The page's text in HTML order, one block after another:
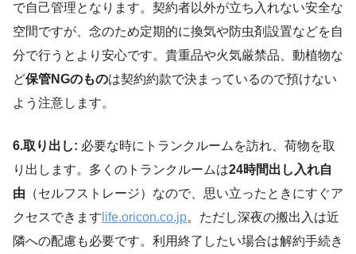
で自己管理となります。契約者以外が立ち入れない安全な
空間ですが、念のため定期的に換気や防虫剤設置などを自
分で行うとより安心です。貴重品や火気厳禁品、動植物な
ど保管NGのものは契約約款で決まっているので預けない
よう注意します。
6.取り出し: 必要な時にトランクルームを訪れ、荷物を取
り出します。多くのトランクルームは24時間出し入れ自
由 （セルフストレージ）なので、思い立ったときにすぐア
クセスできます life.oricon.co.jp。ただし深夜の搬出入は近
隣への配慮も必要です。利用終了したい場合は解約手続き